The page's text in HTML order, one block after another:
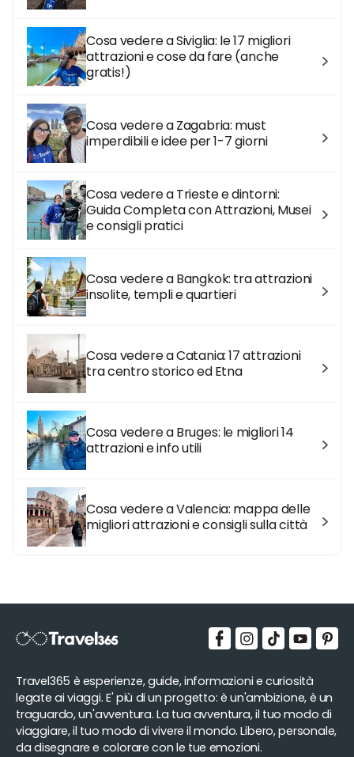
Cosa vedere a Siviglia: le 17 migliori
attrazioni e cose da fare (anche
gratis!)
Cosa vedere a Zagabria: must
imperdibili e idee per 1-7 giorni
Cosa vedere a Trieste e dintorni:
Guida Completa con Attrazioni, Musei
e consigli pratici
Cosa vedere a Bangkok: tra attrazioni
insolite, templi e quartieri
Cosa vedere a Catania: 17 attrazioni
tra centro storico ed Etna
Cosa vedere a Bruges: le migliori 14
attrazioni e info utili
Cosa vedere a Valencia: mappa delle
migliori attrazioni e consigli sulla città
Travel365 è esperienze, guide, informazioni e curiosità
legate ai viaggi. E' più di un progetto: è un'ambizione, è un
traguardo, un'avventura. La tua avventura, il tuo modo di
viaggiare, il tuo modo di vivere il mondo. Libero, personale,
da disegnare e colorare con le tue emozioni.